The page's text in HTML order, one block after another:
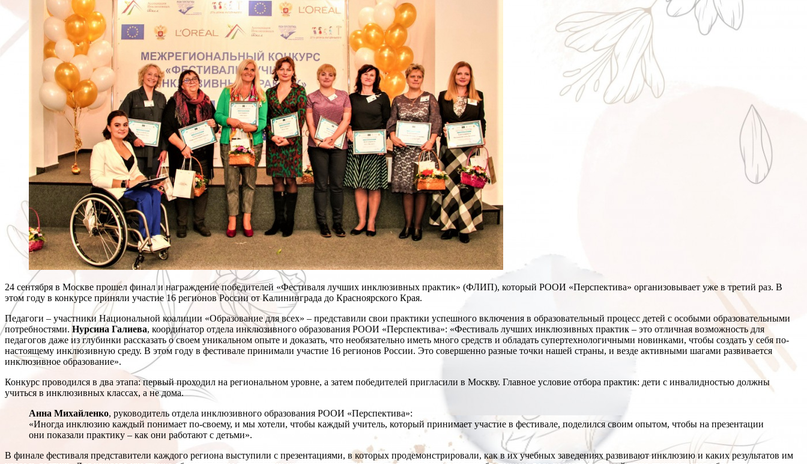
24 сентября в Москве прошел финал и награждение победителей «Фестиваля лучших инклюзивных практик» (ФЛИП), который РООИ «Перспектива» организовывает уже в третий раз. В
этом году в конкурсе приняли участие 16 регионов России от Калининграда до Красноярского Края.
Педагоги – участники Национальной коалиции «Образование для всех» – представили свои практики успешного включения в образовательный процесс детей с особыми образовательными
потребностями. Нурсина Галиева, координатор отдела инклюзивного образования РООИ «Перспектива»: «Фестиваль лучших инклюзивных практик – это отличная возможность для
педагогов даже из глубинки рассказать о своем уникальном опыте и доказать, что необязательно иметь много средств и обладать супертехнологичными новинками, чтобы создать у себя по-
настоящему инклюзивную среду. В этом году в фестивале принимали участие 16 регионов России. Это совершенно разные точки нашей страны, и везде активными шагами развивается
инклюзивное образование».
Конкурс проводился в два этапа: первый проходил на региональном уровне, а затем победителей пригласили в Москву. Главное условие отбора практик: дети с инвалидностью должны
учиться в инклюзивных классах, а не дома.
Анна Михайленко, руководитель отдела инклюзивного образования РООИ «Перспектива»:
«Иногда инклюзию каждый понимает по-своему, и мы хотели, чтобы каждый учитель, который принимает участие в фестивале, поделился своим опытом, чтобы на презентации
они показали практику – как они работают с детьми».
В финале фестиваля представители каждого региона выступили с презентациями, в которых продемонстрировали, как в их учебных заведениях развивают инклюзию и каких результатов им